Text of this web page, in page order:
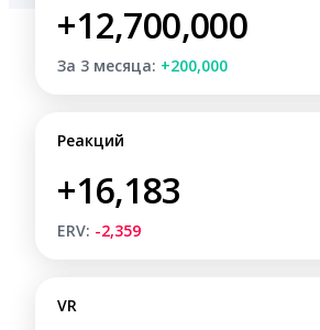
+12,700,000
За 3 месяца: +200,000
Реакций
+16,183
ERV: -2,359
VR